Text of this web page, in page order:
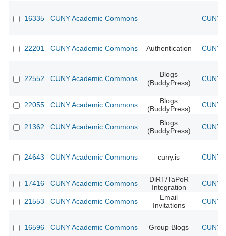
16335 CUNY Academic Commons CUNY
22201 CUNY Academic Commons Authentication CUNY
22552 CUNY Academic Commons
Blogs
(BuddyPress)
CUNY
22055 CUNY Academic Commons
Blogs
(BuddyPress)
CUNY
21362 CUNY Academic Commons
Blogs
(BuddyPress)
CUNY
24643 CUNY Academic Commons cuny.is CUNY
17416 CUNY Academic Commons
DiRT/TaPoR
Integration
CUNY
21553 CUNY Academic Commons
Email
Invitations
CUNY
16596 CUNY Academic Commons Group Blogs CUNY